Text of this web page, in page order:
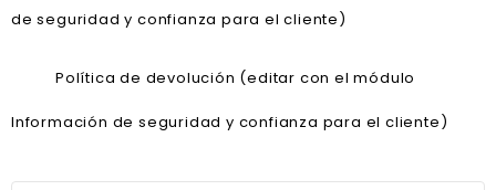
de seguridad y confianza para el cliente)
Política de devolución (editar con el módulo
Información de seguridad y confianza para el cliente)